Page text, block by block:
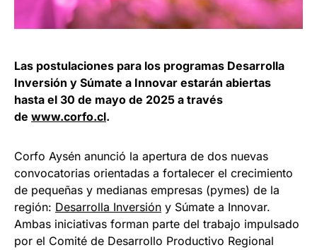
Las postulaciones para los programas Desarrolla
Inversión y Súmate a Innovar estarán abiertas
hasta el 30 de mayo de 2025 a través
de www.corfo.cl.
Corfo Aysén anunció la apertura de dos nuevas
convocatorias orientadas a fortalecer el crecimiento
de pequeñas y medianas empresas (pymes) de la
región: Desarrolla Inversión y Súmate a Innovar.
Ambas iniciativas forman parte del trabajo impulsado
por el Comité de Desarrollo Productivo Regional